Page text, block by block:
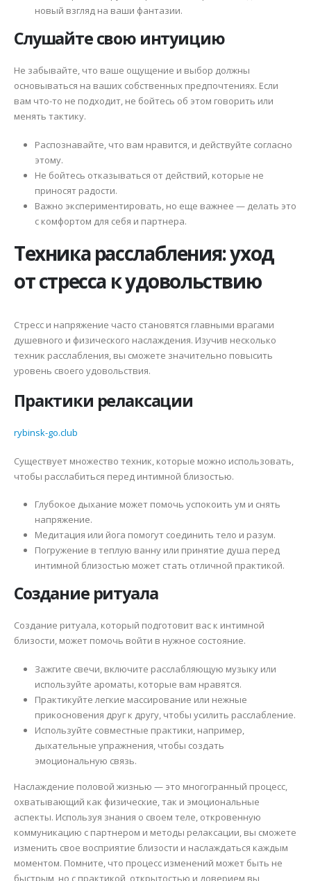
новый взгляд на ваши фантазии.
Слушайте свою интуицию
Не забывайте, что ваше ощущение и выбор должны
основываться на ваших собственных предпочтениях. Если
вам что-то не подходит, не бойтесь об этом говорить или
менять тактику.
Распознавайте, что вам нравится, и действуйте согласно
этому.
Не бойтесь отказываться от действий, которые не
приносят радости.
Важно экспериментировать, но еще важнее — делать это
с комфортом для себя и партнера.
Техника расслабления: уход
от стресса к удовольствию
Стресс и напряжение часто становятся главными врагами
душевного и физического наслаждения. Изучив несколько
техник расслабления, вы сможете значительно повысить
уровень своего удовольствия.
Практики релаксации
rybinsk-go.club
Существует множество техник, которые можно использовать,
чтобы расслабиться перед интимной близостью.
Глубокое дыхание может помочь успокоить ум и снять
напряжение.
Медитация или йога помогут соединить тело и разум.
Погружение в теплую ванну или принятие душа перед
интимной близостью может стать отличной практикой.
Создание ритуала
Создание ритуала, который подготовит вас к интимной
близости, может помочь войти в нужное состояние.
Зажгите свечи, включите расслабляющую музыку или
используйте ароматы, которые вам нравятся.
Практикуйте легкие массирование или нежные
прикосновения друг к другу, чтобы усилить расслабление.
Используйте совместные практики, например,
дыхательные упражнения, чтобы создать
эмоциональную связь.
Наслаждение половой жизнью — это многогранный процесс,
охватывающий как физические, так и эмоциональные
аспекты. Используя знания о своем теле, откровенную
коммуникацию с партнером и методы релаксации, вы сможете
изменить свое восприятие близости и наслаждаться каждым
моментом. Помните, что процесс изменений может быть не
быстрым, но с практикой, открытостью и доверием вы